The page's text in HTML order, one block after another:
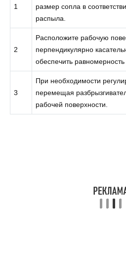
1
размер сопла в
распыла.
2
Расположите рабочую
перпендикулярно
обеспечить
3
При необходимости
перемещая
рабочей поверхности.